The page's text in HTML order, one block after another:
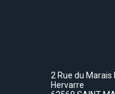
2 Rue du Marais
Hervarre